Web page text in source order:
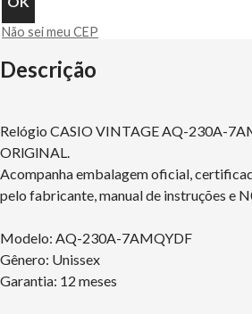
Não sei meu CEP
Descrição
Relógio CASIO VINTAGE AQ-230A-
ORlGlNAL.
Acompanha embalagem oficial,
pelo fabricante, manual de instruções e
Modelo: AQ-230A-7AMQYDF
Gênero: Unissex
Garantia: 12 meses